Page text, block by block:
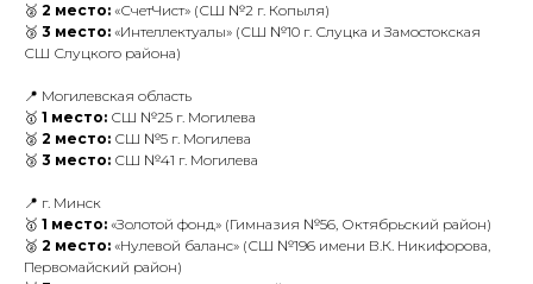
🥈 2 место: «СчетЧист» (СШ №2 г. Копыля)
🥉 3 место: «Интеллектуалы» (СШ №10 г. Слуцка и Замостокская
СШ Слуцкого района)
📍 Могилевская область
🥇 1 место: СШ №25 г. Могилева
🥈 2 место: СШ №5 г. Могилева
🥉 3 место: СШ №41 г. Могилева
📍 г. Минск
🥇 1 место: «Золотой фонд» (Гимназия №56, Октябрьский район)
🥈 2 место: «Нулевой баланс» (СШ №196 имени В.К. Никифорова,
Первомайский район)